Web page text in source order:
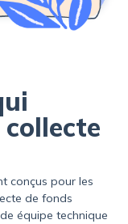
conçus pour les
de fonds
équipe technique